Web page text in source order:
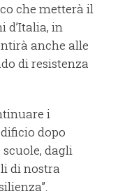
che metterà il
d’Italia, in
anche alle
di resistenza
i
dopo
dagli
di nostra